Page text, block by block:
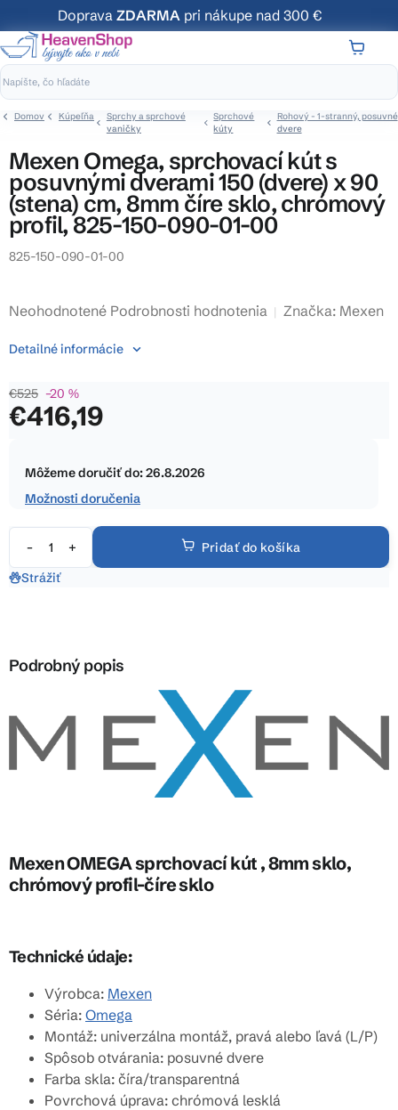
na
obsah
Doprava ZDARMA pri nákupe nad 300 €
Domov Kúpeľňa
Sprchy a sprchové
vaničky
Sprchové
kúty
Rohový - 1-stranný, posuvné
dvere
Mexen Omega, sprchovací kút s
posuvnými dverami 150 (dvere) x 90
(stena) cm, 8mm číre sklo, chrómový
profil, 825-150-090-01-00
825-150-090-01-00
Priemerné
produktu
0,0
z
Neohodnotené Podrobnosti hodnotenia Značka: Mexen
€525 –20 %
€416,19
cena:
Môžeme doručiť do:26.8.2026
Možnosti doručenia
Pridať do košíka
Detailné informácie
Strážiť
Podrobný popis
Mexen OMEGA sprchovací kút , 8mm sklo,
chrómový profil-číre sklo
Technické údaje:
Výrobca: Mexen
Séria: Omega
Montáž: univerzálna montáž, pravá alebo ľavá (L/P)
Spôsob otvárania: posuvné dvere
Farba skla: číra/transparentná
Povrchová úprava: chrómová lesklá